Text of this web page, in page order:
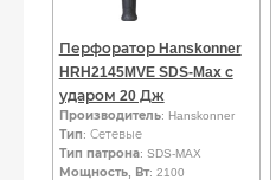
Перфоратор Hanskonner
HRH2145MVE SDS-Max с
ударом 20 Дж
Производитель: Hanskonner
Тип: Сетевые
Тип патрона: SDS-MAX
Мощность, Вт: 2100